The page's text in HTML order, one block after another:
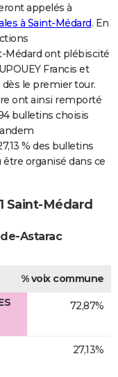
appelés à
à Saint-Médard. En
Médard ont plébiscité
Francis et
dès le premier tour.
ont ainsi remporté
bulletins choisis
% des bulletins
être organisé dans ce
Saint-Médard
Astarac
% voix commune
72,87%
27,13%